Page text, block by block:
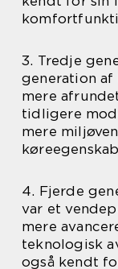
3. Tredje
generation
mere
tidligere
mere
4. Fjerde
var et
mere
teknologisk
også kendt